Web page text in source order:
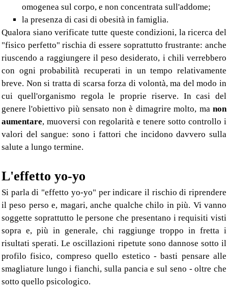
omogenea sul corpo, e non concentrata sull'addome;
la presenza di casi di obesità in famiglia.
Qualora siano verificate tutte queste condizioni, la ricerca del
"fisico perfetto" rischia di essere soprattutto frustrante: anche
riuscendo a raggiungere il peso desiderato, i chili verrebbero
con ogni probabilità recuperati in un tempo relativamente
breve. Non si tratta di scarsa forza di volontà, ma del modo in
cui quell'organismo regola le proprie riserve. In casi del
genere l'obiettivo più sensato non è dimagrire molto, ma non
aumentare, muoversi con regolarità e tenere sotto controllo i
valori del sangue: sono i fattori che incidono davvero sulla
salute a lungo termine.
L'effetto yo-yo
Si parla di "effetto yo-yo" per indicare il rischio di riprendere
il peso perso e, magari, anche qualche chilo in più. Vi vanno
soggette soprattutto le persone che presentano i requisiti visti
sopra e, più in generale, chi raggiunge troppo in fretta i
risultati sperati. Le oscillazioni ripetute sono dannose sotto il
profilo fisico, compreso quello estetico - basti pensare alle
smagliature lungo i fianchi, sulla pancia e sul seno - oltre che
sotto quello psicologico.